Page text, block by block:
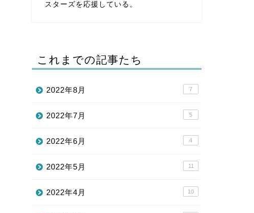
スターズを応援している。
これまでの記事たち
2022年8月 7
2022年7月 5
2022年6月 4
2022年5月 11
2022年4月 10